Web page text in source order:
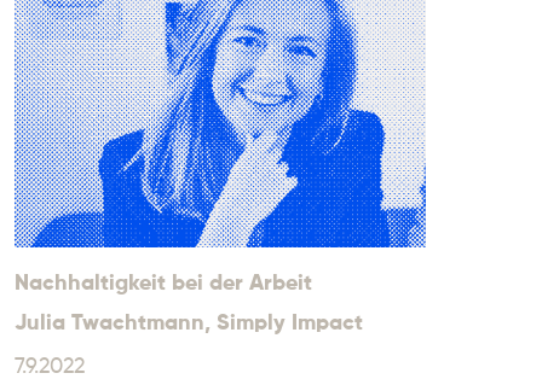
Nachhaltigkeit bei der Arbeit
Julia Twachtmann, Simply Impact
7.9.2022